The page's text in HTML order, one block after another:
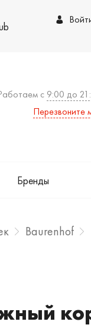
с 9:00 до
Перезвоните
Бренды
Baurenhof